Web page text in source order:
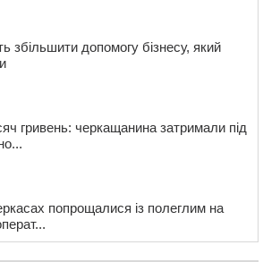
збільшити допомогу бізнесу, який
гривень: черкащанина затримали під
попрощалися із полеглим на